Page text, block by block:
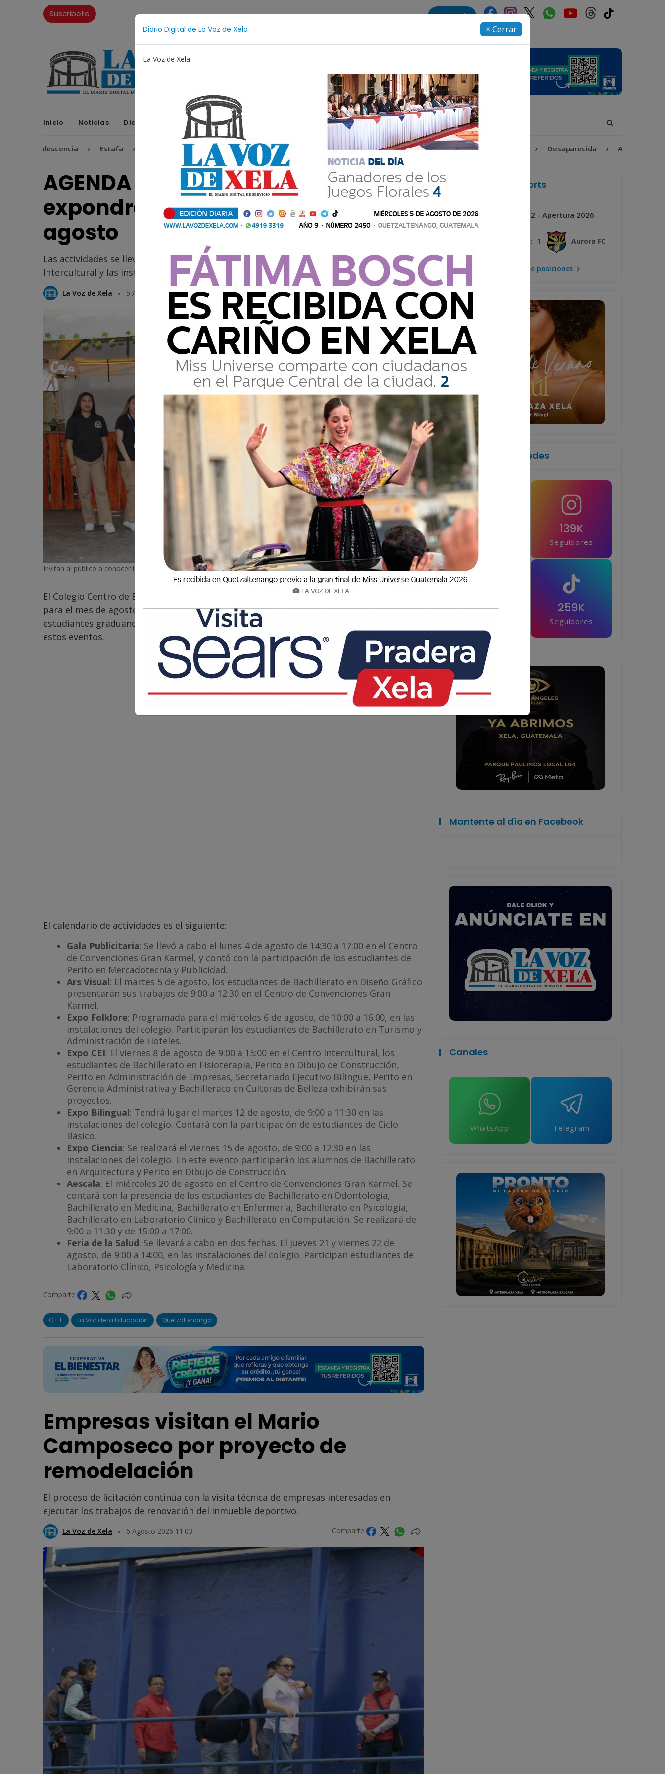
Diario Digital de La Voz de Xela × Cerrar
La Voz de Xela
Suscríbete Directorio
Inicio Noticias Diario Digital Opiniones La Voz de Xela Sports Contáctanos LA VOZ 25
Estafa Protección Infantil Incendios Festival de Bandas 2026 Proceso Judicial Fátima Bosch Desaparecida Alerta Isabel-Claudina
AGENDA | Estudiantes del C.E.I.
expondrán conocimientos durante
agosto
Las actividades se llevarán a cabo en el Centro de Convenciones Gran Karmel, el Centro
Intercultural y las instalaciones del colegio en Diagonal 11, 7-15 zona 1, Xela.
La Voz de Xela 5 Agosto 2025 09:01 Comparte
Invitan al público a conocer los proyectos de los estudiantes.
El Colegio Centro de Estudios Integrados (C.E.I.) ha programado una serie de actividades
para el mes de agosto, con el objetivo de fomentar el crecimiento profesional de sus
estudiantes graduandos. La comunidad de Quetzaltenango está invitada a participar en
estos eventos.
El calendario de actividades es el siguiente:
Gala Publicitaria: Se llevó a cabo el lunes 4 de agosto de 14:30 a 17:00 en el Centro
de Convenciones Gran Karmel, y contó con la participación de los estudiantes de
Perito en Mercadotecnia y Publicidad.
Ars Visual: El martes 5 de agosto, los estudiantes de Bachillerato en Diseño Gráfico
presentarán sus trabajos de 9:00 a 12:30 en el Centro de Convenciones Gran
Karmel.
Expo Folklore: Programada para el miércoles 6 de agosto, de 10:00 a 16:00, en las
instalaciones del colegio. Participarán los estudiantes de Bachillerato en Turismo y
Administración de Hoteles.
Expo CEI: El viernes 8 de agosto de 9:00 a 15:00 en el Centro Intercultural, los
estudiantes de Bachillerato en Fisioterapia, Perito en Dibujo de Construcción,
Perito en Administración de Empresas, Secretariado Ejecutivo Bilingüe, Perito en
Gerencia Administrativa y Bachillerato en Cultoras de Belleza exhibirán sus
proyectos.
Expo Bilingual: Tendrá lugar el martes 12 de agosto, de 9:00 a 11:30 en las
instalaciones del colegio. Contará con la participación de estudiantes de Ciclo
Básico.
Expo Ciencia: Se realizará el viernes 15 de agosto, de 9:00 a 12:30 en las
instalaciones del colegio. En este evento participarán los alumnos de Bachillerato
en Arquitectura y Perito en Dibujo de Construcción.
Aescala: El miércoles 20 de agosto en el Centro de Convenciones Gran Karmel. Se
contará con la presencia de los estudiantes de Bachillerato en Odontología,
Bachillerato en Medicina, Bachillerato en Enfermería, Bachillerato en Psicología,
Bachillerato en Laboratorio Clínico y Bachillerato en Computación. Se realizará de
9:00 a 11:30 y de 15:00 a 17:00.
Feria de la Salud: Se llevará a cabo en dos fechas. El jueves 21 y viernes 22 de
agosto, de 9:00 a 14:00, en las instalaciones del colegio. Participan estudiantes de
Laboratorio Clínico, Psicología y Medicina.
Comparte
C.E.I. La Voz de la Educación Quetzaltenango
Empresas visitan el Mario
Camposeco por proyecto de
remodelación
El proceso de licitación continúa con la visita técnica de empresas interesadas en
ejecutar los trabajos de renovación del inmueble deportivo.
La Voz de Xela 6 Agosto 2026 11:03 Comparte
La Voz de Xela Sports
Próximo Jornada 2 - Apertura 2026
3 : 1 Aurora FC
Mira la tabla de posiciones
Síguenos en las redes
Seguidores
139K
Seguidores
42.5K 259K
Seguidores
Mantente al día en Facebook
Canales
WhatsApp Telegram